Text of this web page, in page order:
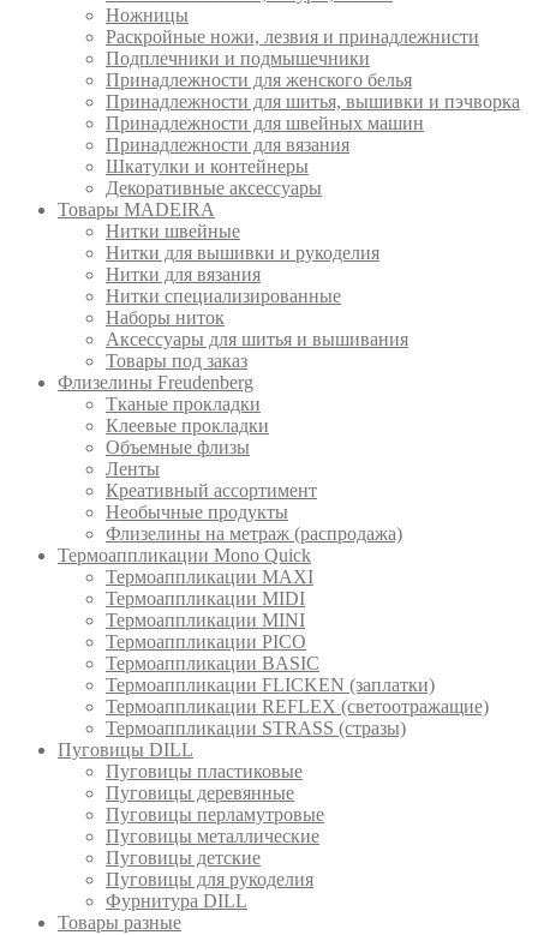
Ножницы
Раскройные ножи, лезвия и принадлежнисти
Подплечники и подмышечники
Принадлежности для женского белья
Принадлежности для шитья, вышивки и пэчворка
Принадлежности для швейных машин
Принадлежности для вязания
Шкатулки и контейнеры
Декоративные аксессуары
Товары MADEIRA
Нитки швейные
Нитки для вышивки и рукоделия
Нитки для вязания
Нитки специализированные
Наборы ниток
Аксессуары для шитья и вышивания
Товары под заказ
Флизелины Freudenberg
Тканые прокладки
Клеевые прокладки
Объемные флизы
Ленты
Креативный ассортимент
Необычные продукты
Флизелины на метраж (распродажа)
Термоаппликации Mono Quick
Термоаппликации MAXI
Термоаппликации MIDI
Термоаппликации MINI
Термоаппликации PICO
Термоаппликации BASIC
Термоаппликации FLICKEN (заплатки)
Термоаппликации REFLEX (светоотражащие)
Термоаппликации STRASS (стразы)
Пуговицы DILL
Пуговицы пластиковые
Пуговицы деревянные
Пуговицы перламутровые
Пуговицы металлические
Пуговицы детские
Пуговицы для рукоделия
Фурнитура DILL
Товары разные